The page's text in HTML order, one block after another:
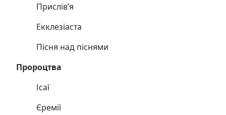
Прислів’я
Екклезіаста
Пісня над піснями
Пророцтва
Ісаї
Єремії